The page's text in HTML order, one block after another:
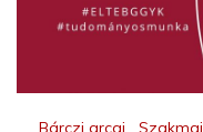
Bárczi arcai Szakmai